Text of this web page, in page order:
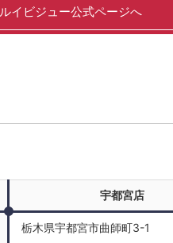
ルイビジュー公式ページへ
宇都宮店
栃木県宇都宮市曲師町3-1